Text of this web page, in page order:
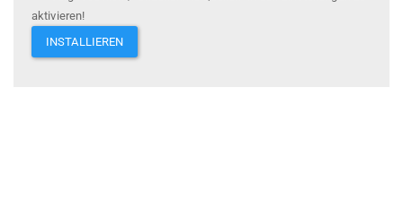
aktivieren!
INSTALLIEREN